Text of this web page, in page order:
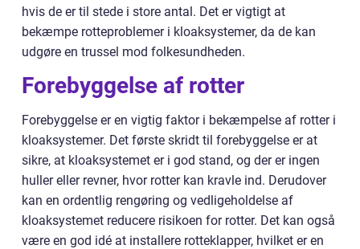
hvis de er til stede i store antal. Det er vigtigt at
bekæmpe rotteproblemer i kloaksystemer, da de kan
udgøre en trussel mod folkesundheden.
Forebyggelse af rotter
Forebyggelse er en vigtig faktor i bekæmpelse af rotter i
kloaksystemer. Det første skridt til forebyggelse er at
sikre, at kloaksystemet er i god stand, og der er ingen
huller eller revner, hvor rotter kan kravle ind. Derudover
kan en ordentlig rengøring og vedligeholdelse af
kloaksystemet reducere risikoen for rotter. Det kan også
være en god idé at installere rotteklapper, hvilket er en